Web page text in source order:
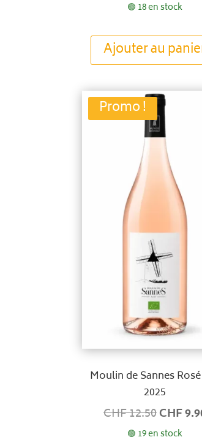
🟢 18 en stock
Ajouter au
Promo !
Moulin de Sannes
2025
CHF12.50Le
prix
CHF
🟢 19 en stock